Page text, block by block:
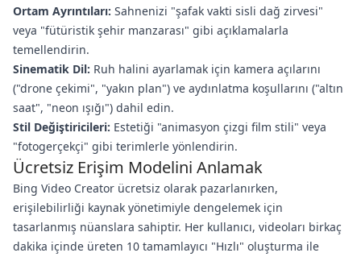
Ortam Ayrıntıları: Sahnenizi "şafak vakti sisli dağ zirvesi"
veya "fütüristik şehir manzarası" gibi açıklamalarla
temellendirin.
Sinematik Dil: Ruh halini ayarlamak için kamera açılarını
("drone çekimi", "yakın plan") ve aydınlatma koşullarını ("altın
saat", "neon ışığı") dahil edin.
Stil Değiştiricileri: Estetiği "animasyon çizgi film stili" veya
"fotogerçekçi" gibi terimlerle yönlendirin.
Ücretsiz Erişim Modelini Anlamak
Bing Video Creator ücretsiz olarak pazarlanırken,
erişilebilirliği kaynak yönetimiyle dengelemek için
tasarlanmış nüanslara sahiptir. Her kullanıcı, videoları birkaç
dakika içinde üreten 10 tamamlayıcı "Hızlı" oluşturma ile